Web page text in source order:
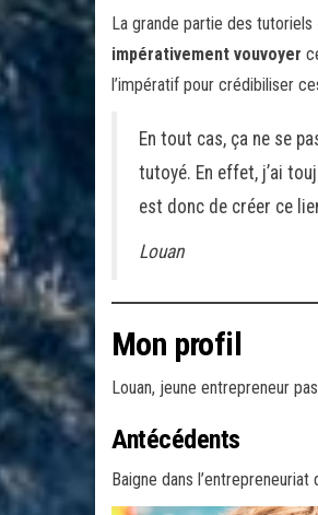
La grande partie des tutoriels
impérativement vouvoyer
l’impératif pour crédibiliser
En tout cas, ça ne se
tutoyé. En effet, j’ai
est donc de créer ce
Louan
Mon profil
Louan, jeune entrepreneur
Antécédents
Baigne dans